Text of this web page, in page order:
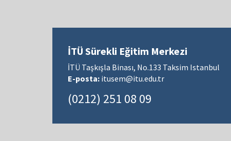
İTÜ Sürekli Eğitim Merkezi
İTÜ Taşkışla Binası, No.133 Taksim Istanbul
E-posta: itusem@itu.edu.tr
(0212) 251 08 09